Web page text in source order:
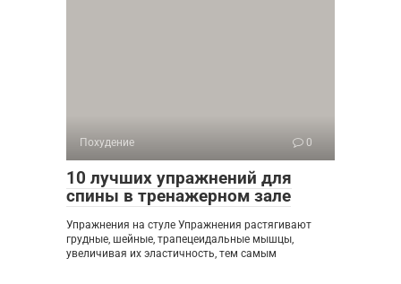
Похудение 0
10 лучших упражнений для
спины в тренажерном зале
Упражнения на стуле Упражнения растягивают
грудные, шейные, трапецеидальные мышцы,
увеличивая их эластичность, тем самым